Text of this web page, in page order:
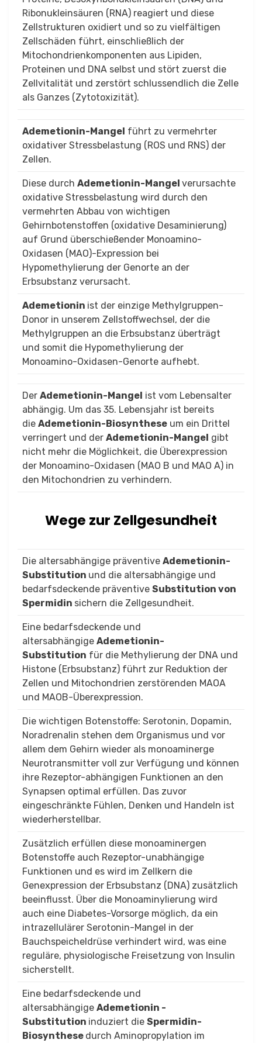
Ribonukleinsäuren (RNA) reagiert und diese
Zellstrukturen oxidiert und so zu vielfältigen
Zellschäden führt, einschließlich der
Mitochondrienkomponenten aus Lipiden,
Proteinen ​​und DNA selbst und stört zuerst die
Zellvitalität und zerstört schlussendlich die Zelle
als Ganzes (Zytotoxizität).
Ademetionin-Mangel führt zu vermehrter
oxidativer Stressbelastung (ROS und RNS) der
Zellen.
Diese durch Ademetionin-Mangel verursachte
oxidative Stressbelastung wird durch den
vermehrten Abbau von wichtigen
Gehirnbotenstoffen (oxidative Desaminierung)
auf Grund überschießender Monoamino-
Oxidasen (MAO)-Expression bei
Hypomethylierung der Genorte an der
Erbsubstanz verursacht.
Ademetionin ist der einzige Methylgruppen-
Donor in unserem Zellstoffwechsel, der die
Methylgruppen an die Erbsubstanz überträgt
und somit die Hypomethylierung der
Monoamino-Oxidasen-Genorte aufhebt.
Der Ademetionin-Mangel ist vom Lebensalter
abhängig. Um das 35. Lebensjahr ist bereits
die Ademetionin-Biosynthese um ein Drittel
verringert und der Ademetionin-Mangel gibt
nicht mehr die Möglichkeit, die Überexpression
der Monoamino-Oxidasen (MAO B und MAO A) in
den Mitochondrien zu verhindern.
Wege zur Zellgesundheit
Die altersabhängige präventive Ademetionin-
Substitution und die altersabhängige und
bedarfsdeckende präventive Substitution von
Spermidin sichern die Zellgesundheit.
Eine bedarfsdeckende und
altersabhängige Ademetionin-
Substitution für die Methylierung der DNA und
Histone (Erbsubstanz) führt zur Reduktion der
Zellen und Mitochondrien zerstörenden MAOA
und MAOB-Überexpression.
Die wichtigen Botenstoffe: Serotonin, Dopamin,
Noradrenalin stehen dem Organismus und vor
allem dem Gehirn wieder als monoaminerge
Neurotransmitter voll zur Verfügung und können
ihre Rezeptor-abhängigen Funktionen an den
Synapsen optimal erfüllen. Das zuvor
eingeschränkte Fühlen, Denken und Handeln ist
wiederherstellbar.
Zusätzlich erfüllen diese monoaminergen
Botenstoffe auch Rezeptor-unabhängige
Funktionen und es wird im Zellkern die
Genexpression der Erbsubstanz (DNA) zusätzlich
beeinflusst. Über die Monoaminylierung wird
auch eine Diabetes-Vorsorge möglich, da ein
intrazellulärer Serotonin-Mangel in der
Bauchspeicheldrüse verhindert wird, was eine
reguläre, physiologische Freisetzung von Insulin
sicherstellt.
Eine bedarfsdeckende und
altersabhängige Ademetionin -
Substitution induziert die Spermidin-
Biosynthese durch Aminopropylation im